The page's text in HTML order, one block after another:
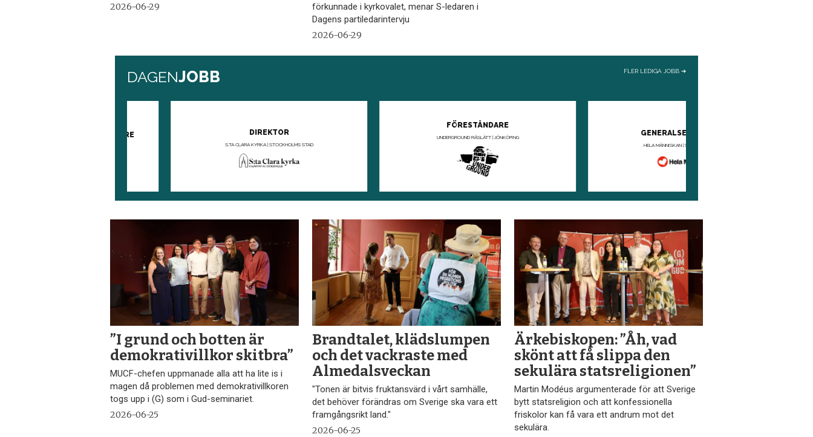
2026-06-29
förkunnade i kyrkovalet, menar S-ledaren i
Dagens partiledarintervju
2026-06-29
”I grund och botten är
demokrativillkor skitbra”
MUCF-chefen uppmanade alla att ha lite is i
magen då problemen med demokrativillkoren
togs upp i (G) som i Gud-seminariet.
2026-06-25
Brandtalet, klädslumpen
och det vackraste med
Almedalsveckan
"Tonen är bitvis fruktansvärd i vårt samhälle,
det behöver förändras om Sverige ska vara ett
framgångsrikt land."
2026-06-25
Ärkebiskopen: ”Åh, vad
skönt att få slippa den
sekulära statsreligionen”
Martin Modéus argumenterade för att Sverige
bytt statsreligion och att konfessionella
friskolor kan få vara ett andrum mot det
sekulära.